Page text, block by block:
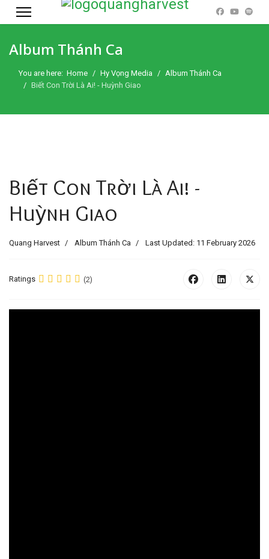
Album Thánh Ca
You are here: Home Hy Vọng Media
Album Thánh Ca
Biết Con Trời Là Ai! - Huỳnh Giao
Biết Con Trời Là Ai! -
Huỳnh Giao
Quang Harvest Album Thánh Ca Last Updated: 11 February 2026
Ratings (2)